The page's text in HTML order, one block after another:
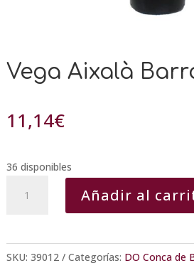
Vega Aixalà
11,14€
36 disponibles
Aixalà
Añadir al
SKU: 39012 Categorías: DO Conca de